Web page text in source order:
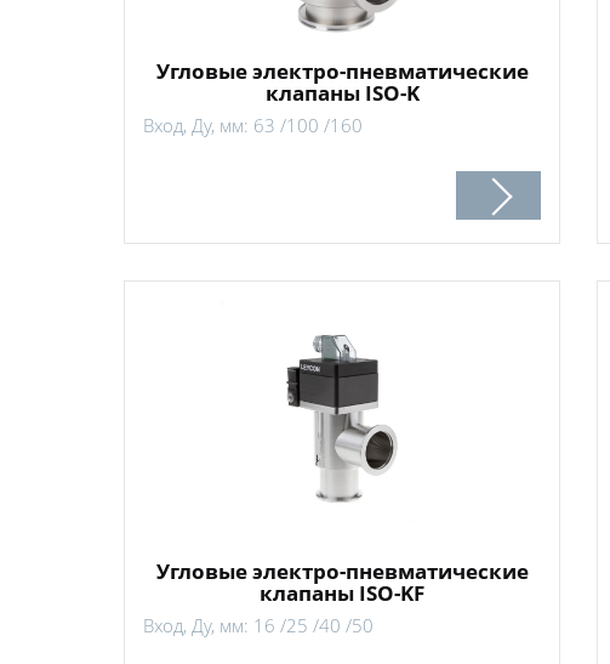
Угловые электро-пневматические
клапаны ISO-K
Вход, Ду, мм: 63 /100 /160
Угловые электро-пневматические
клапаны ISO-KF
Вход, Ду, мм: 16 /25 /40 /50